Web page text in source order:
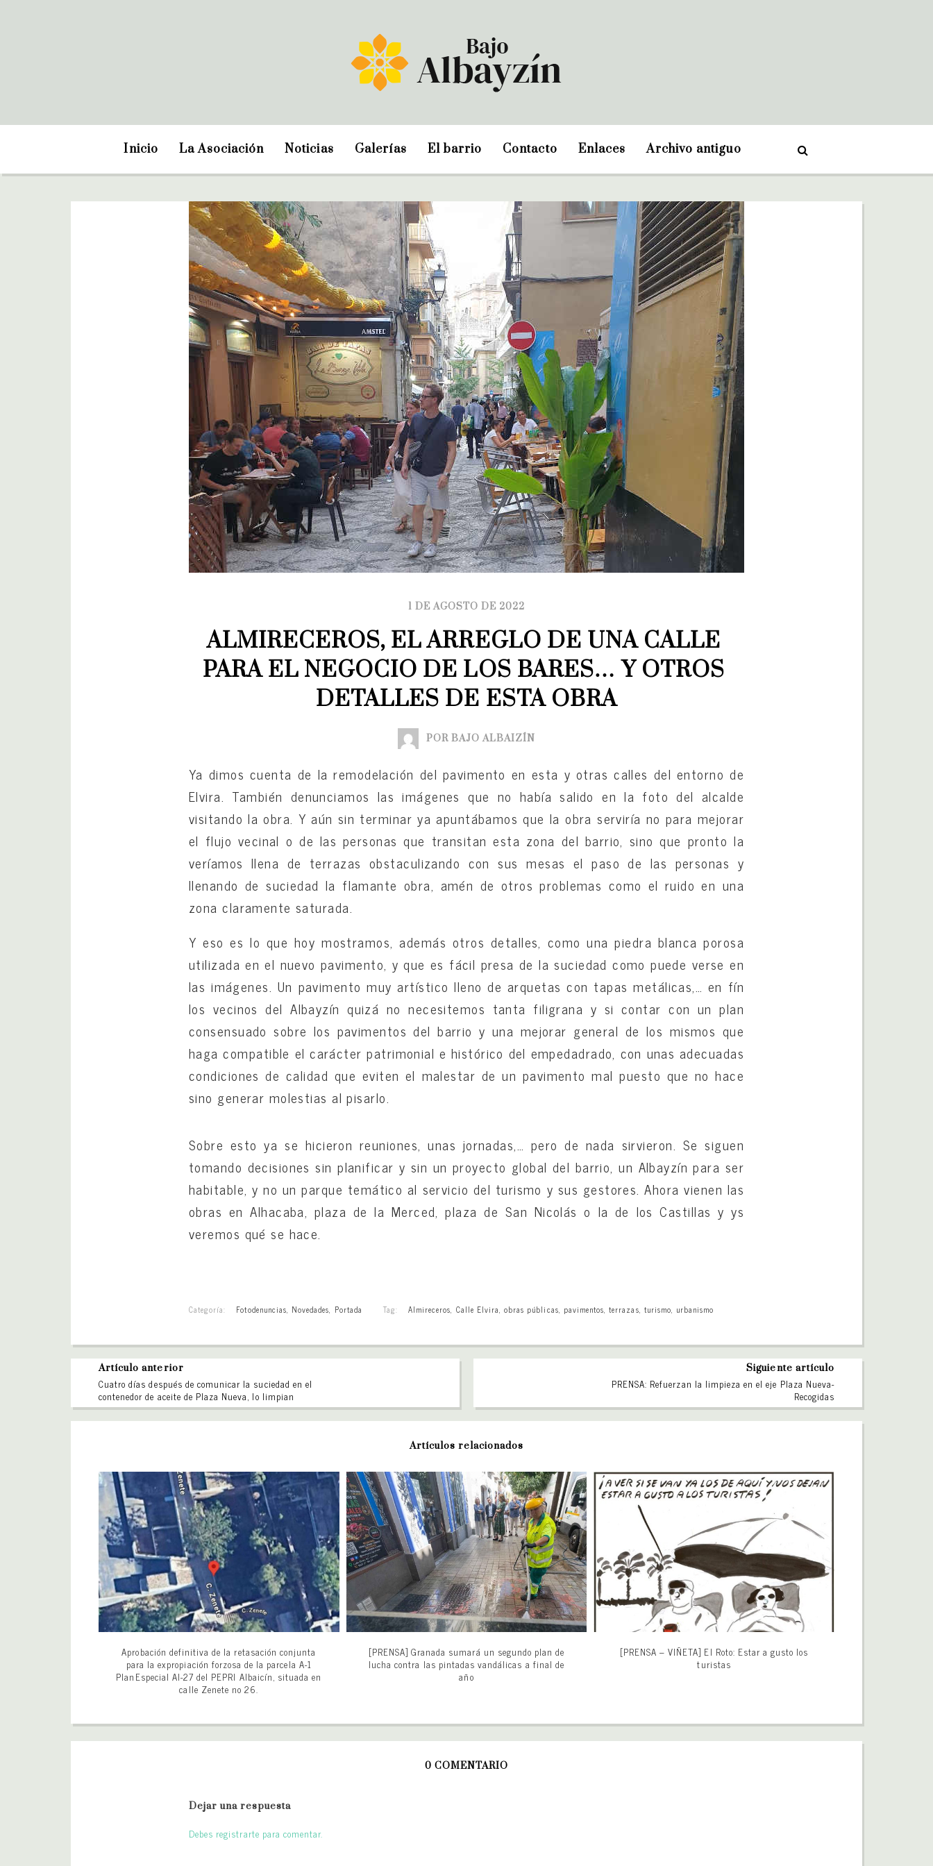
Inicio La Asociación Noticias Galerías El barrio Contacto Enlaces Archivo antiguo
1 DE AGOSTO DE 2022
ALMIRECEROS, EL ARREGLO DE UNA CALLE
PARA EL NEGOCIO DE LOS BARES… Y OTROS
DETALLES DE ESTA OBRA
POR BAJO ALBAIZÍN
Ya dimos cuenta de la remodelación del pavimento en esta y otras calles del entorno de
Elvira. También denunciamos las imágenes que no había salido en la foto del alcalde
visitando la obra. Y aún sin terminar ya apuntábamos que la obra serviría no para mejorar
el flujo vecinal o de las personas que transitan esta zona del barrio, sino que pronto la
veríamos llena de terrazas obstaculizando con sus mesas el paso de las personas y
llenando de suciedad la flamante obra, amén de otros problemas como el ruido en una
zona claramente saturada.
Y eso es lo que hoy mostramos, además otros detalles, como una piedra blanca porosa
utilizada en el nuevo pavimento, y que es fácil presa de la suciedad como puede verse en
las imágenes. Un pavimento muy artístico lleno de arquetas con tapas metálicas,… en fín
los vecinos del Albayzín quizá no necesitemos tanta filigrana y si contar con un plan
consensuado sobre los pavimentos del barrio y una mejorar general de los mismos que
haga compatible el carácter patrimonial e histórico del empedadrado, con unas adecuadas
condiciones de calidad que eviten el malestar de un pavimento mal puesto que no hace
sino generar molestias al pisarlo.
Sobre esto ya se hicieron reuniones, unas jornadas,… pero de nada sirvieron. Se siguen
tomando decisiones sin planificar y sin un proyecto global del barrio, un Albayzín para ser
habitable, y no un parque temático al servicio del turismo y sus gestores. Ahora vienen las
obras en Alhacaba, plaza de la Merced, plaza de San Nicolás o la de los Castillas y ys
veremos qué se hace.
Categoría: Fotodenuncias, Novedades, Portada Tag: Almireceros, Calle Elvira,obras públicas, pavimentos,terrazas, turismo, urbanismo
Artículo anterior
Cuatro días después de comunicar la suciedad en el
contenedor de aceite de Plaza Nueva, lo limpian
Siguiente artículo
PRENSA: Refuerzan la limpieza en el eje Plaza Nueva-
Recogidas
Artículos relacionados
Aprobación definitiva de la retasación conjunta
para la expropiación forzosa de la parcela A-1
PlanEspecial AI-27 del PEPRI Albaicín, situada en
calle Zenete no 26.
[PRENSA] Granada sumará un segundo plan de
lucha contra las pintadas vandálicas a final de
año
[PRENSA – VIÑETA] El Roto: Estar a gusto los
turistas
0 COMENTARIO
Dejar una respuesta
Debes registrarte para comentar.